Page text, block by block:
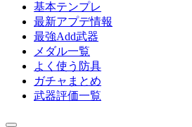
基本テンプレ
最新アプデ情報
最強Add武器
メダル一覧
よく使う防具
ガチャまとめ
武器評価一覧